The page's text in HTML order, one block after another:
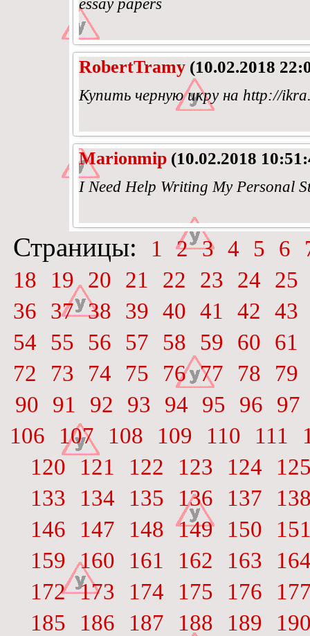
RobertTramy (10.02.2018
Купить черную икру на http://
Marionmip (10.02.2018
I Need Help Writing My Personal
Страницы: 1 2 3 4 5 6
18
19 20 21 22 23 24
25
36
37 38 39 40 41 42
43
54
55 56 57 58 59 60
61
72
73 74 75 76 77 78
79
90
91 92 93 94 95 96
97
106
107 108 109 110 111
120
121 122 123 124
133
134 135 136 137
146
147 148 149 150
159 160 161 162 163
172 173 174 175 176
185
186 187 188 189